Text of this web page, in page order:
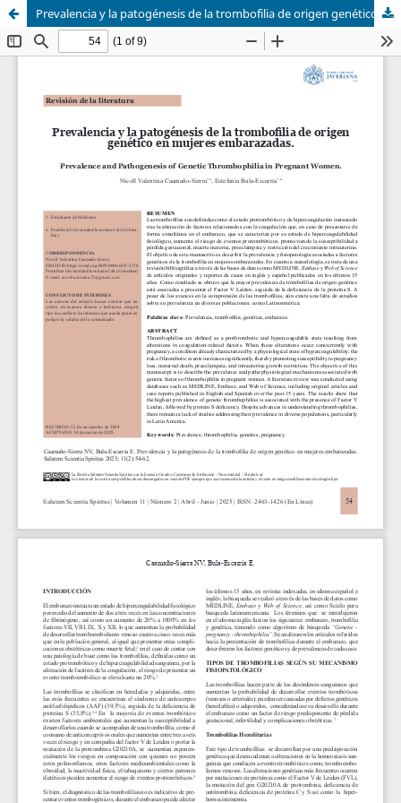
Prevalencia y la patogénesis de la trombofilia de origen genético en mujeres embarazadas.